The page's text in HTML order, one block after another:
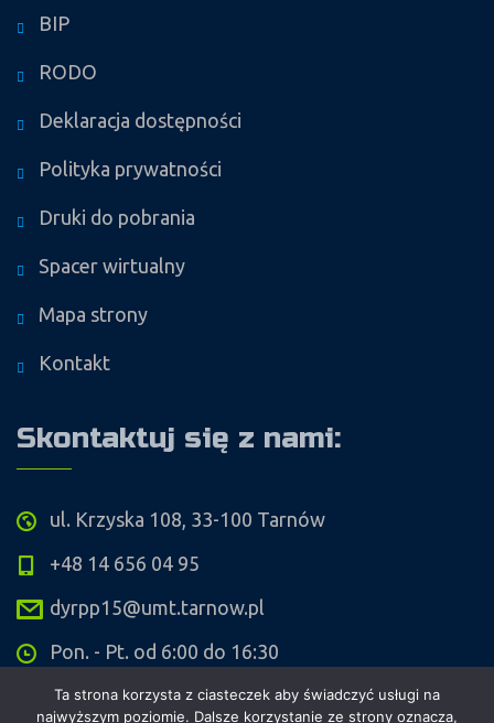
BIP
RODO
Deklaracja dostępności
Polityka prywatności
Druki do pobrania
Spacer wirtualny
Mapa strony
Kontakt
Skontaktuj się z nami:
ul. Krzyska 108, 33-100 Tarnów
+48 14 656 04 95
dyrpp15@umt.tarnow.pl
Pon. - Pt. od 6:00 do 16:30
Ta strona korzysta z ciasteczek aby świadczyć usługi na
najwyższym poziomie. Dalsze korzystanie ze strony oznacza,